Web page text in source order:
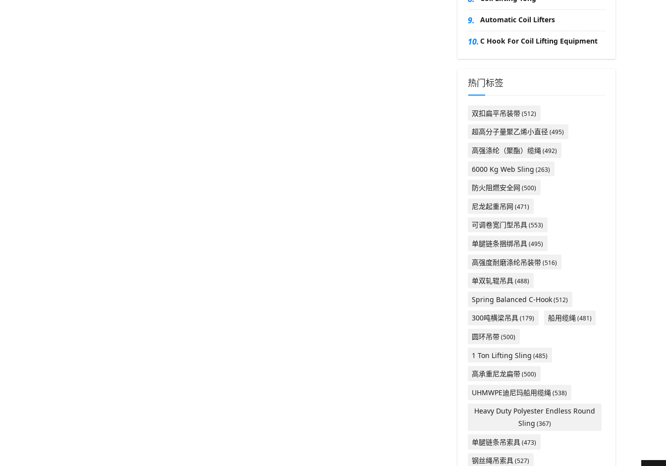
9. Automatic Coil Lifters
10. C Hook For Coil Lifting Equipment
热门标签
双扣扁平吊装带(512)
超高分子量聚乙烯小直径(495)
高强涤纶（聚酯）缆绳(492)
6000 Kg Web Sling (263)
防火阻燃安全网 (500)
尼龙起重吊网 (471)
可调卷宽门型吊具(553)
单腿链条捆绑吊具(495)
高强度耐磨涤纶吊装带(516)
单双轧辊吊具(488)
Spring Balanced C-Hook(512)
300吨横梁吊具(179) 船用缆绳(481)
圆环吊带(500)
1 Ton Lifting Sling (485)
高承重尼龙扁带(500)
UHMWPE迪尼玛船用缆绳 (538)
Heavy Duty Polyester Endless Round
Sling (367)
单腿链条吊索具(473)
钢丝绳吊索具(527)